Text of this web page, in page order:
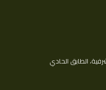
الطابق الحادي